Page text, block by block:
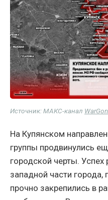
Источник: МАКС-канал
На Купянском
группы продвинулись
городской черты. Успех
западной части
прочно закрепились в